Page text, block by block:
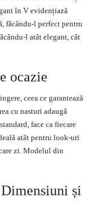
în V evidențiază
făcându-l perfect pentru
l atât elegant, cât
ocazie
ceea ce garantează
cu nasturi adaugă
face ca fiecare
atât pentru look-uri
zi. Modelul din
și